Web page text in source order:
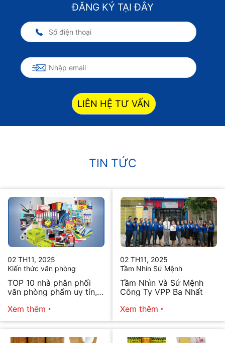
ĐĂNG KÝ TẠI ĐÂY
LIÊN HỆ TƯ VẤN
TIN TỨC
02 TH11, 2025
Kiến thức văn phòng
TOP 10 nhà phân phối
văn phòng phẩm uy tín,
Xem thêm
02 TH11, 2025
Tầm Nhìn Sứ Mệnh
Tầm Nhìn Và Sứ Mệnh
Công Ty VPP Ba Nhất
Xem thêm